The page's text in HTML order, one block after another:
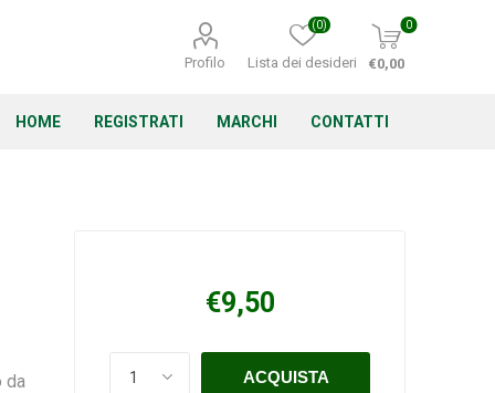
Profilo Lista dei desideri
(0) 0
€0,00
HOME REGISTRATI MARCHI
Echo
CONTATTI
da
€9,50